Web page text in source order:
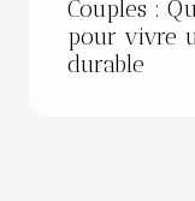
Couples :
pour vivre
durable